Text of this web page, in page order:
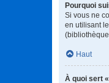
Pourquoi
Si vous ne
en utilisant
Haut
À quoi sert